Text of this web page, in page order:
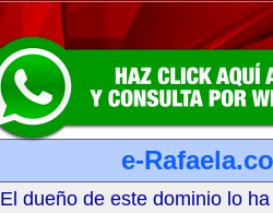
e-
El dueño de este dominio lo